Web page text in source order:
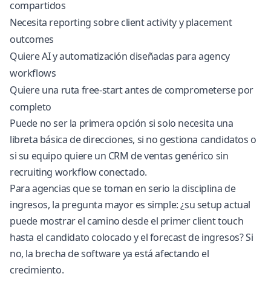
compartidos
Necesita reporting sobre client activity y placement
outcomes
Quiere AI y automatización diseñadas para agency
workflows
Quiere una ruta free-start antes de comprometerse por
completo
Puede no ser la primera opción si solo necesita una
libreta básica de direcciones, si no gestiona candidatos o
si su equipo quiere un CRM de ventas genérico sin
recruiting workflow conectado.
Para agencias que se toman en serio la disciplina de
ingresos, la pregunta mayor es simple: ¿su setup actual
puede mostrar el camino desde el primer client touch
hasta el candidato colocado y el forecast de ingresos? Si
no, la brecha de software ya está afectando el
crecimiento.